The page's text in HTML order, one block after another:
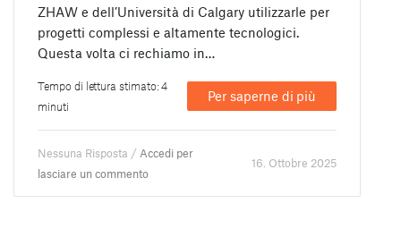
ZHAW e dell’Università di Calgary utilizzarle per
progetti complessi e altamente tecnologici.
Questa volta ci rechiamo in…
Tempo di lettura stimato: 4
minuti
Per saperne di più
Nessuna Risposta / Accedi per
lasciare un commento
16. Ottobre 2025